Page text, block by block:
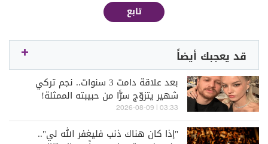
تابع
قد يعجبك أيضاً
بعد علاقة دامت 3 سنوات.. نجم تركي
شهير يتزوّج سرًّا من حبيبته الممثلة!
03:33 | 2026-08-09
"إذا كان هناك ذنب فليغفر الله لي"..